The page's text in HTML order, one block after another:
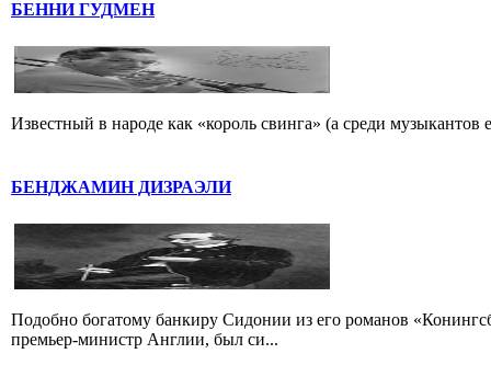
БЕННИ ГУДМЕН
Известный в народе как «король свинга» (а среди
БЕНДЖАМИН ДИЗРАЭЛИ
Подобно богатому банкиру Сидонии из его романов
премьер-министр Англии, был си...